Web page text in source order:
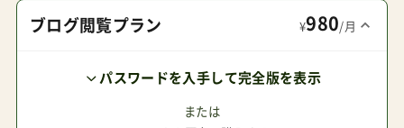
ブログ閲覧プラン ¥980/月
パスワードを入手して完全版を表示
または